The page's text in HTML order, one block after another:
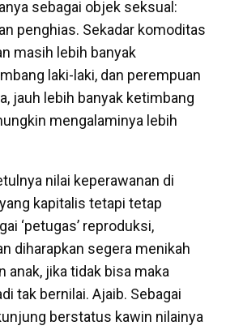
sebagai objek seksual:
penghias. Sekadar komoditas
masih lebih banyak
laki-laki, dan perempuan
jauh lebih banyak ketimbang
mengalaminya lebih
nilai keperawanan di
kapitalis tetapi tetap
‘petugas’ reproduksi,
diharapkan segera menikah
anak, jika tidak bisa maka
tak bernilai. Ajaib. Sebagai
berstatus kawin nilainya